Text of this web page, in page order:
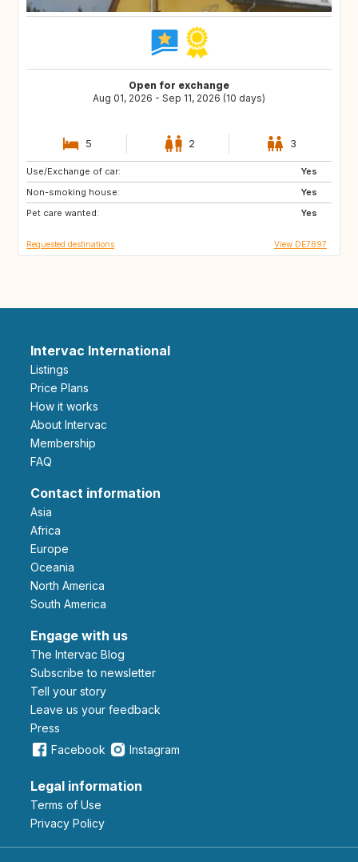
Open for exchange
Aug 01, 2026 - Sep 11, 2026 (10 days)
5 2 3
Use/Exchange of car:
Yes
Non-smoking house:
Yes
Pet care wanted:
Yes
GR
ES
FR
Requested destinations View DE7897
Intervac International
Listings
Price Plans
How it works
About Intervac
Membership
FAQ
Contact information
Asia
Africa
Europe
Oceania
North America
South America
Engage with us
The Intervac Blog
Subscribe to newsletter
Tell your story
leave us your feedback
Press
Facebook
Instagram
Legal information
Terms of Use
Privacy Policy